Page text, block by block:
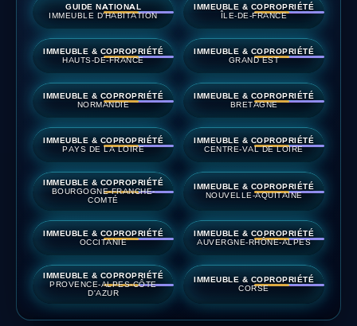
GUIDE NATIONAL
IMMEUBLE D'HABITATION
IMMEUBLE & COPROPRIÉTÉ
ÎLE-DE-FRANCE
IMMEUBLE & COPROPRIÉTÉ
HAUTS-DE-FRANCE
IMMEUBLE & COPROPRIÉTÉ
GRAND EST
IMMEUBLE & COPROPRIÉTÉ
NORMANDIE
IMMEUBLE & COPROPRIÉTÉ
BRETAGNE
IMMEUBLE & COPROPRIÉTÉ
PAYS DE LA LOIRE
IMMEUBLE & COPROPRIÉTÉ
CENTRE-VAL DE LOIRE
IMMEUBLE & COPROPRIÉTÉ
BOURGOGNE-FRANCHE-
COMTÉ
IMMEUBLE & COPROPRIÉTÉ
NOUVELLE-AQUITAINE
IMMEUBLE & COPROPRIÉTÉ
OCCITANIE
IMMEUBLE & COPROPRIÉTÉ
AUVERGNE-RHÔNE-ALPES
IMMEUBLE & COPROPRIÉTÉ
PROVENCE-ALPES-CÔTE
D'AZUR
IMMEUBLE & COPROPRIÉTÉ
CORSE